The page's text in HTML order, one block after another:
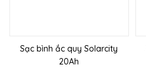
Sạc bình ắc quy Solarcity
20Ah